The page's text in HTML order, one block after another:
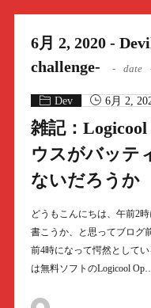
6月 2, 2020 -
challenge-
date
Dev 6月 2,
雑記：
ウスがバッテ
ないだろうか
どうもこんにちは、午前2
書こうか、と思ってブログ
前4時になって愕然としてい
は無料ソフトのLogicool